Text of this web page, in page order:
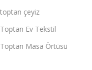
toptan çeyiz
Toptan Ev Tekstil
Toptan Masa Örtüsü